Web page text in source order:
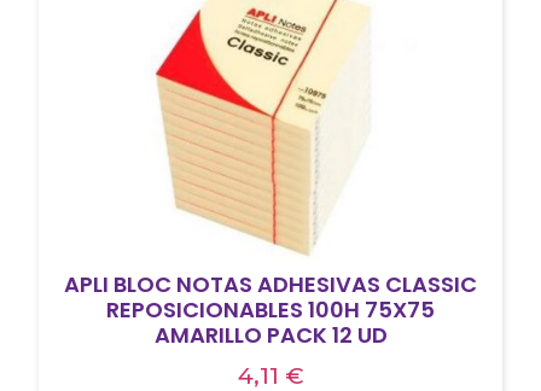
APLI BLOC NOTAS ADHESIVAS CLASSIC
REPOSICIONABLES 100H 75X75
AMARILLO PACK 12 UD
4,11 €